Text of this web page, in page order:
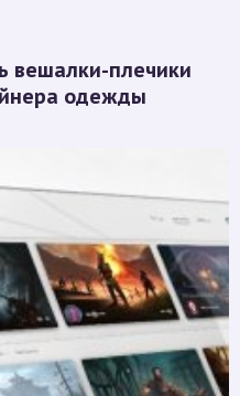
вешалки-плечики
одежды